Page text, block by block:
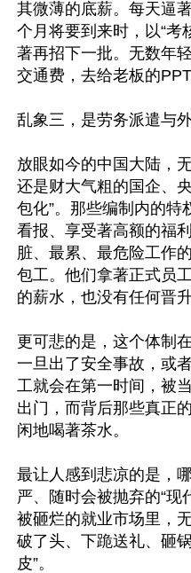
其微薄的底薪。每天逼
个月将要到来时，以“考
著再招下一批。无数年
交通费，去给老板的
乱象三，是劳务派遣与
放眼如今的中国大陆，
还是财大气粗的国企、
包化”。那些编制内的特
看报、享受著高额的福
脏、最累、最危险工作
包工。他们拿著正式员
的薪水，也没有任何晋升
更可悲的是，这个体制
一旦出了安全事故，或
工就会在第一时间，被
出门，而背后那些真正
闲地喝著茶水。
最让人感到悲凉的是，
严、随时会被抛弃的“现
被砸烂的就业市场里，
破了头、下跪送礼、砸
皮”。